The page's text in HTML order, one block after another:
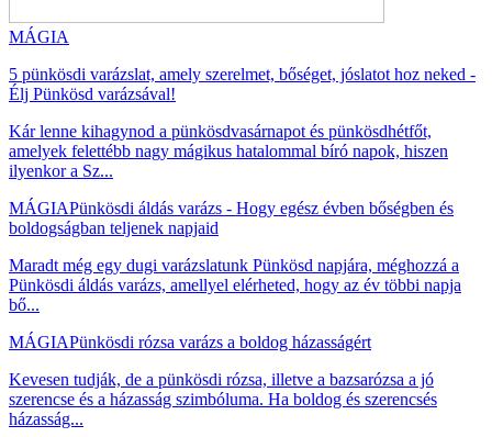
MÁGIA
5 pünkösdi varázslat, amely szerelmet, bőséget, jóslatot hoz neked -
Élj Pünkösd varázsával!
Kár lenne kihagynod a pünkösdvasárnapot és pünkösdhétfőt,
amelyek felettébb nagy mágikus hatalommal bíró napok, hiszen
ilyenkor a Sz...
MÁGIAPünkösdi áldás varázs - Hogy egész évben bőségben és
boldogságban teljenek napjaid
Maradt még egy dugi varázslatunk Pünkösd napjára, méghozzá a
Pünkösdi áldás varázs, amellyel elérheted, hogy az év többi napja
bő...
MÁGIAPünkösdi rózsa varázs a boldog házasságért
Kevesen tudják, de a pünkösdi rózsa, illetve a bazsarózsa a jó
szerencse és a házasság szimbóluma. Ha boldog és szerencsés
házasság...